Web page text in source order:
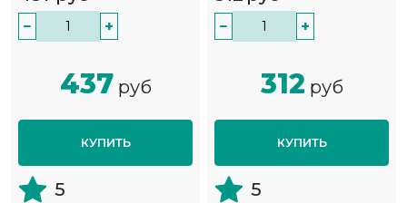
− +
437 руб
КУПИТЬ
5
− +
312 руб
КУПИТЬ
5